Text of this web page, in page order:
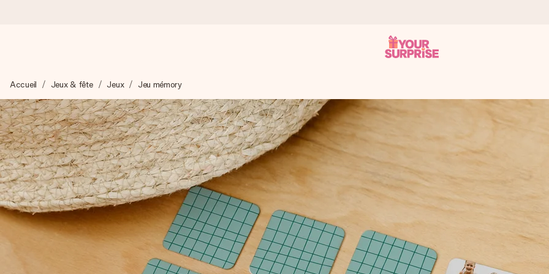
Nous préparons votre cadeau avec attention et l’envoyons en un éclair – pour que vous puissiez l’offrir au bon moment, quand
4,8 (sur la base de +15 000 avis)
Nos cadeaux sont appréciés. Les clients nous attribuent une note de 4,8 sur Google Reviews (total de tous les pays où nous
Carte de vœux gratuite
Créez quelque chose d’unique en quelques étapes – avec son prénom, votre photo ou un message qui touche le cœur. Sans
Accueil Jeux & fête Jeux Jeu mémory